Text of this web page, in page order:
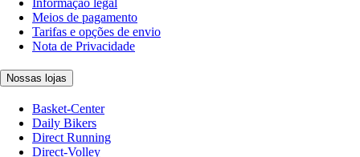
Meios de pagamento
Tarifas e opções de envio
Nota de Privacidade
Nossas lojas
Basket-Center
Daily Bikers
Direct Running
Direct-Volley